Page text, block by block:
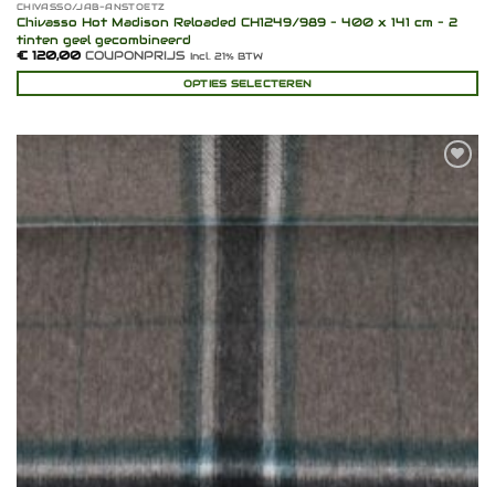
CHIVASSO/JAB-ANSTOETZ
Chivasso Hot Madison Reloaded CH1249/989 – 400 x 141 cm – 2
tinten geel gecombineerd
€120,00COUPONPRIJS Incl. 21% BTW
OPTIES SELECTEREN
aan
verlanglijst